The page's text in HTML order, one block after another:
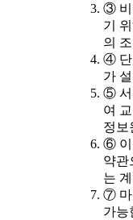
③ 비
기
의
④ 단
가
⑤ 서
여
정보
⑥ 이
약관
는
⑦ 마
가능